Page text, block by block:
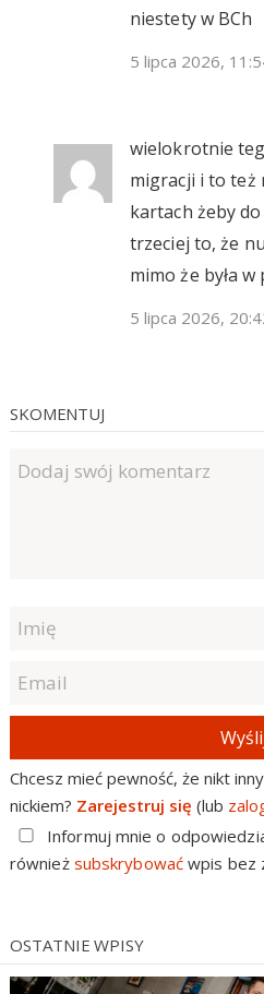
niestety w BCh
5 lipca 2026,
wielokrotnie
migracji i to też
kartach żeby
trzeciej to, że
mimo że była
5 lipca 2026,
SKOMENTUJ
Chcesz mieć pewność, że nikt
nickiem? Zarejestruj się (lub
Informuj mnie o
również subskrybowaćwpis bez
OSTATNIE WPISY